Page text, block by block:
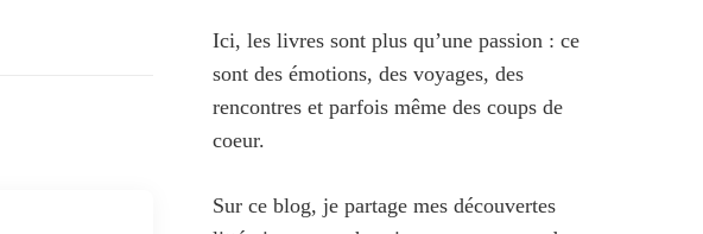
Ici, les livres sont plus qu’une passion : ce
sont des émotions, des voyages, des
rencontres et parfois même des coups de
coeur.
Sur ce blog, je partage mes découvertes